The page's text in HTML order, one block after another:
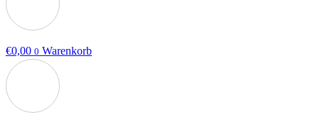
€0,00 0 Warenkorb